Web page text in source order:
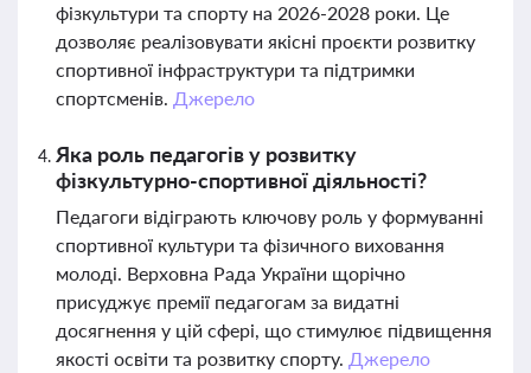
фізкультури та спорту на 2026-2028 роки. Це
дозволяє реалізовувати якісні проєкти розвитку
спортивної інфраструктури та підтримки
спортсменів. Джерело
Яка роль педагогів у розвитку
фізкультурно-спортивної діяльності?
Педагоги відіграють ключову роль у формуванні
спортивної культури та фізичного виховання
молоді. Верховна Рада України щорічно
присуджує премії педагогам за видатні
досягнення у цій сфері, що стимулює підвищення
якості освіти та розвитку спорту. Джерело